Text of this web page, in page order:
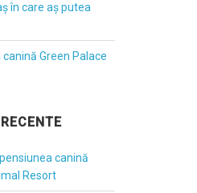
în care aș putea
Green Palace
canină
Resort